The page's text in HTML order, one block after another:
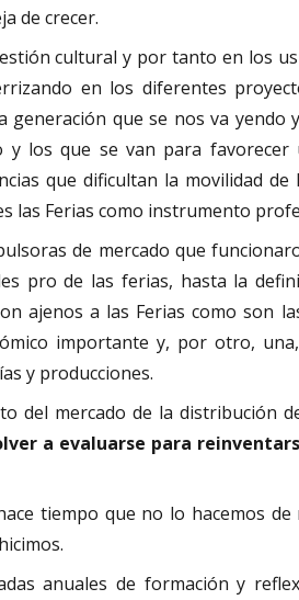
de crecer.
cultural y por tanto en los
en los diferentes
que se nos va yendo
y los que se van para
que dificultan la movilidad
las Ferias como instrumento
de mercado que
pro de las ferias, hasta la
ajenos a las Ferias como son
importante y, por otro,
y producciones.
del mercado de la distribución
a evaluarse para
tiempo que no lo hacemos de
anuales de formación y